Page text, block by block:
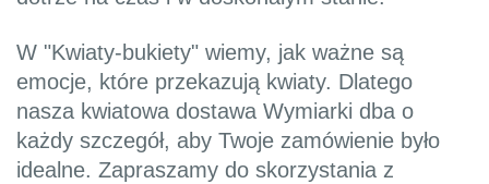
W "Kwiaty-bukiety" wiemy, jak ważne są
emocje, które przekazują kwiaty. Dlatego
nasza kwiatowa dostawa Wymiarki dba o
każdy szczegół, aby Twoje zamówienie było
idealne. Zapraszamy do skorzystania z